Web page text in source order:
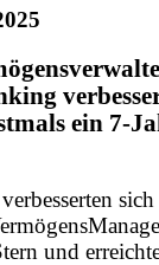
ein 7-
und